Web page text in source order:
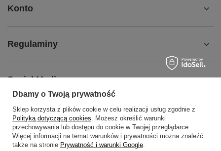
Konto
Regulaminy
Social Media
O NAS
Dbamy o Twoją prywatność
Sklep korzysta z plików cookie w celu realizacji usług zgodnie z
Polityką dotyczącą cookies. Możesz określić warunki
przechowywania lub dostępu do cookie w Twojej przeglądarce.
Więcej informacji na temat warunków i prywatności można znaleźć
także na stronie Prywatność i warunki Google.